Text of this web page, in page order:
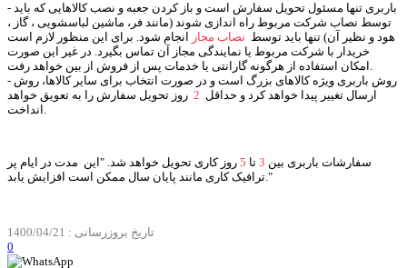
- باربری تنها مسئول تحویل سفارش است و باز کردن جعبه و نصب کالاهایی که باید
توسط نصاب شرکت مربوط راه اندازی شوند (مانند فر، ماشین لباسشویی ، گاز ،
هود و نظیر آن) تنها باید توسط نصاب مجاز انجام شود. برای این منظور لازم است
خریدار با شرکت مربوط یا نمایندگی مجاز آن تماس بگیرد. در غیر این صورت
امکان استفاده از هرگونه گارانتی یا خدمات پس از فروش از بین خواهد رفت.
- روش باربری ویژه کالاهای بزرگ است و در صورت انتخاب برای سایر کالاها، روش
ارسال تغییر پیدا خواهد کرد و حداقل 2 روز تحویل سفارش را به تعویق خواهد
انداخت.
سفارشات باربری بین 3 تا 5 روز کاری تحویل خواهد شد. "این مدت در ایام پر
ترافیک کاری مانند پایان سال ممکن است افزایش یابد."
تاریخ بروزرسانی : 1400/04/21
0